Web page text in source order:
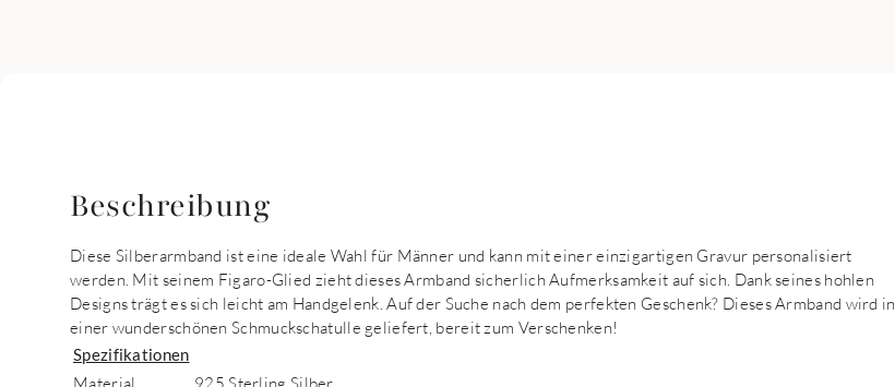
Beschreibung
Diese Silberarmband ist eine ideale Wahl für Männer und kann mit einer einzigartigen Gravur personalisiert
werden. Mit seinem Figaro-Glied zieht dieses Armband sicherlich Aufmerksamkeit auf sich. Dank seines hohlen
Designs trägt es sich leicht am Handgelenk. Auf der Suche nach dem perfekten Geschenk? Dieses Armband wird in
einer wunderschönen Schmuckschatulle geliefert, bereit zum Verschenken!
Spezifikationen
Material
925 Sterling Silber